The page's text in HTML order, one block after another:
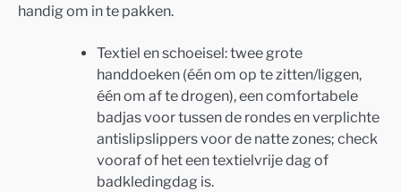
handig om in te pakken.
Textiel en schoeisel: twee grote
handdoeken (één om op te zitten/liggen,
één om af te drogen), een comfortabele
badjas voor tussen de rondes en verplichte
antislipslippers voor de natte zones; check
vooraf of het een textielvrije dag of
badkledingdag is.